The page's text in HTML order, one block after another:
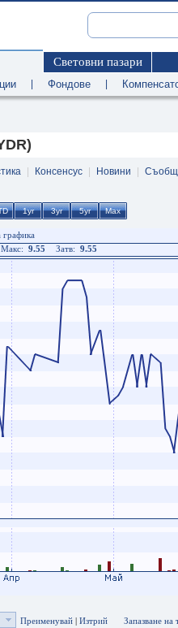
Световни пазари
Фондове
Консенсус Новини
Макс: 9.55 Затв: 9.55
Преименувай | Изтрий Запазване на